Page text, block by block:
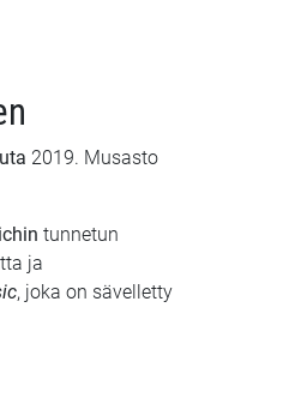
2019. Musasto
tunnetun
ja
, joka on sävelletty